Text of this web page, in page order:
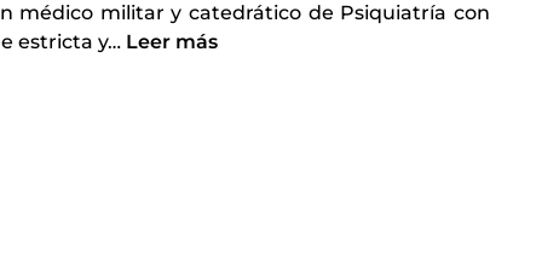
médico militar y catedrático de Psiquiatría con
estricta y… Leer más